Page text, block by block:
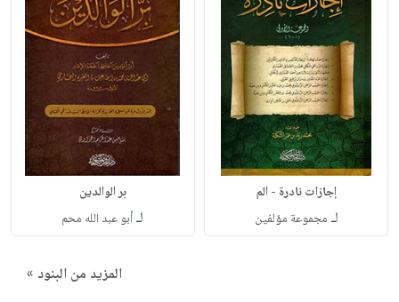
إجازات نادرة - الم
لـ مجموعة مؤلفين
بر الوالدين
لـأبو عبد الله محم
المزيد من البنود »